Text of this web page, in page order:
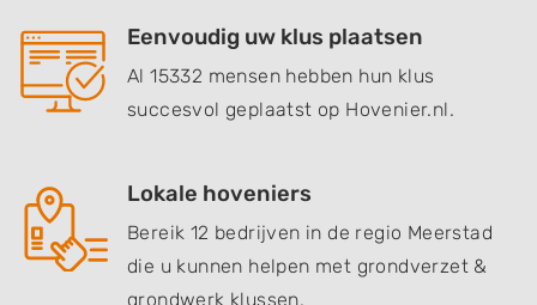
Eenvoudig uw klus plaatsen
Al 15332 mensen hebben hun klus
succesvol geplaatst op Hovenier.nl.
Lokale hoveniers
Bereik 12 bedrijven in de regio Meerstad
die u kunnen helpen met grondverzet &
grondwerk klussen.